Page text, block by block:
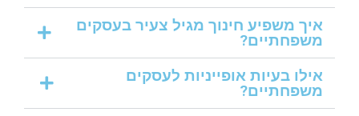
איך משפיע חינוך מגיל צעיר בעסקים
משפחתיים?
אילו בעיות אופייניות לעסקים
משפחתיים?